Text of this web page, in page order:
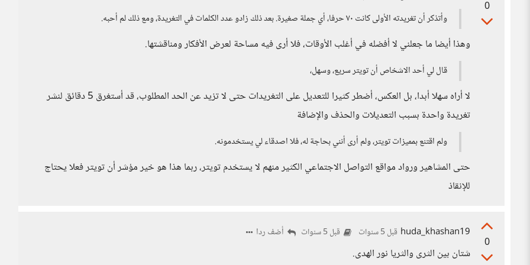
0
وأتذكر أن تغريدته الأولى كانت ٧٠ حرفا، أي جملة صغيرة. بعد ذلك زادو عدد الكلمات في التغريدة، ومع ذلك لم أحبه.
وهذا أيضا ما جعلني لا أفضله في أغلب الأوقات، فلا أرى فيه مساحة لعرض الأفكار ومناقشتها.
قال لي أحد الاشخاص أن تويتر سريع، وسهل،
لا أراه سهلا أبدا، بل العكس، أضطر كثيرا للتعديل على التغريدات حتى لا تزيد عن الحد المطلوب، قد أستغرق 5 دقائق لنشر
تغريدة واحدة بسبب التعديلات والحذف والإضافة
ولم اقتنع بمميزات تويتر، ولم أرى أنني بحاجة له، فلا اصدقاء لي يستخدمونه.
حتى المشاهير ورواد مواقع التواصل الاجتماعي الكثير منهم لا يستخدم تويتر، ربما هذا هو خير مؤشر أن تويتر فعلا يحتاج
للإنقاذ
0
huda_khashan19 قبل 5 سنوات قبل 5 سنوات أضف ردا
شتان بين الثرى والثريا نور الهدى.